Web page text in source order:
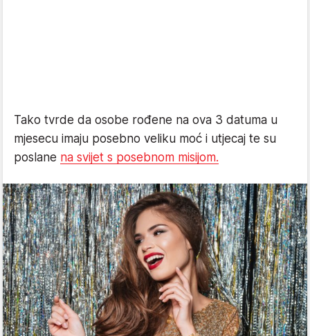
Tako tvrde da osobe rođene na ova 3 datuma u
mjesecu imaju posebno veliku moć i utjecaj te su
poslane na svijet s posebnom misijom.